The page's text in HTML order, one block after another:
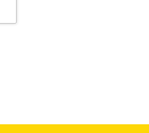
τις
, 245